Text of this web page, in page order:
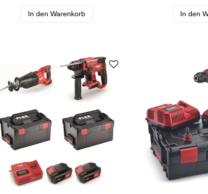
In den Warenkorb In den